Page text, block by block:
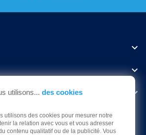



utilisons... des cookies
utilisons des cookies pour mesurer notre
la relation avec vous et vous adresser
contenu qualitatif ou de la publicité. Vous